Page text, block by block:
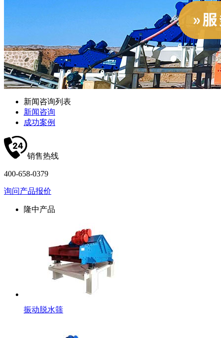
新闻咨询列表
新闻咨询
成功案例
销售热线
400-658-0379
询问产品报价
隆中产品
振动脱水筛